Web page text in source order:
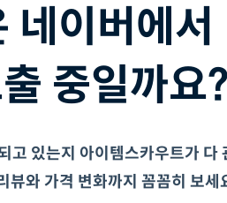
네이버에서
고 있는지 아이템스카우트가 다